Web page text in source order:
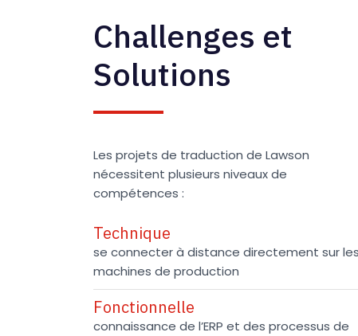
Challenges et
Solutions
Les projets de traduction de Lawson
nécessitent plusieurs niveaux de
compétences :
Technique
se connecter à distance directement sur les
machines de production
Fonctionnelle
connaissance de l’ERP et des processus de